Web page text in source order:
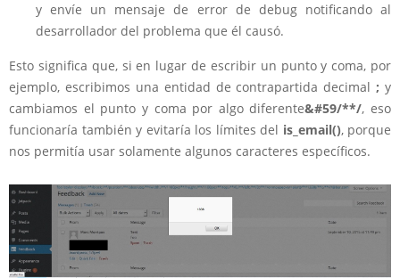
y envíe un mensaje de error de debug notificando al
desarrollador del problema que él causó.
Esto significa que, si en lugar de escribir un punto y coma, por
ejemplo, escribimos una entidad de contrapartida decimal; y
cambiamos el punto y coma por algo diferente&#59/**/, eso
funcionaría también y evitaría los límites del is_email(), porque
nos permitía usar solamente algunos caracteres específicos.